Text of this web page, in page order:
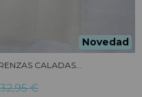
Novedad
CALADAS...
32,95 €